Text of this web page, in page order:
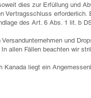
dies zur Erfüllung und
Vertragsschluss erforderlich.
des Art. 6 Abs. 1 lit. b
und
allen Fällen beachten wir
Kanada liegt ein